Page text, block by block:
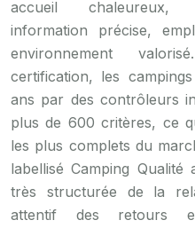
accueil chaleureux,
information précise,
environnement
certification, les
ans par des contrôleurs
plus de 600 critères, ce
les plus complets du
labellisé Camping
très structurée de la
attentif des retours